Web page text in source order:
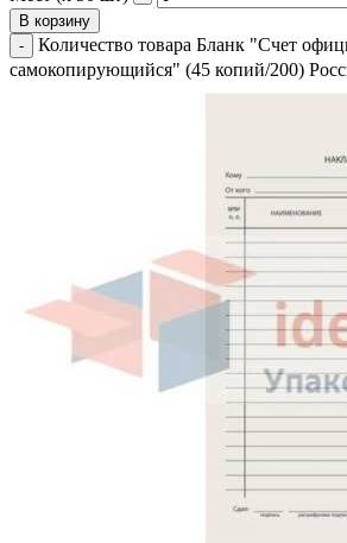
В корзину
Количество товара Бланк "Счет
самокопирующийся" (45 копий/200)